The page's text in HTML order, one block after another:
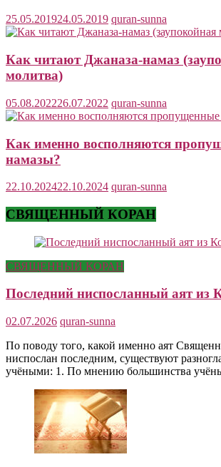
25.05.201924.05.2019 quran-sunna
Как читают Джаназа-намаз
молитва)
05.08.202226.07.2022 quran-sunna
Как именно восполняются
намазы?
22.10.202422.10.2024 quran-sunna
СВЯЩЕННЫЙ КОРАН
СВЯЩЕННЫЙ КОРАН
Последний ниспосланный аят из
02.07.2026 quran-sunna
По поводу того, какой именно аят
ниспослан последним, существуют
учёными: 1. По мнению большинства